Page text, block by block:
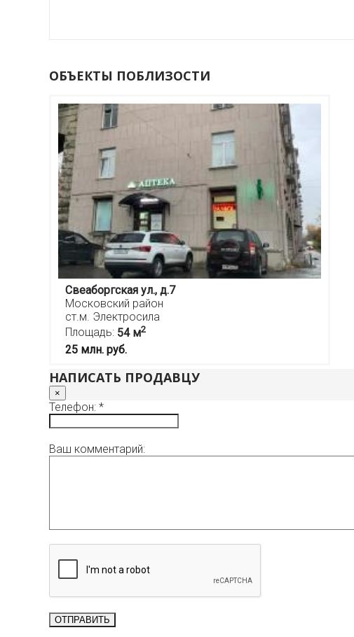
ОБЪЕКТЫ ПОБЛИЗОСТИ
Свеаборгская ул., д.7
Московский район
ст.м. Электросила
Площадь: 54 м2
25 млн. руб.
НАПИСАТЬ ПРОДАВЦУ
×
Телефон: *
Ваш комментарий: